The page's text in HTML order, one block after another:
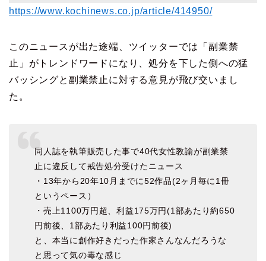
https://www.kochinews.co.jp/article/414950/
このニュースが出た途端、ツイッターでは「副業禁
止」がトレンドワードになり、処分を下した側への猛
バッシングと副業禁止に対する意見が飛び交いまし
た。
同人誌を執筆販売した事で40代女性教諭が副業禁
止に違反して戒告処分受けたニュース
・13年から20年10月までに52作品(2ヶ月毎に1冊
というペース）
・売上1100万円超、利益175万円(1部あたり約650
円前後、1部あたり利益100円前後)
と、本当に創作好きだった作家さんなんだろうな
と思って気の毒な感じ